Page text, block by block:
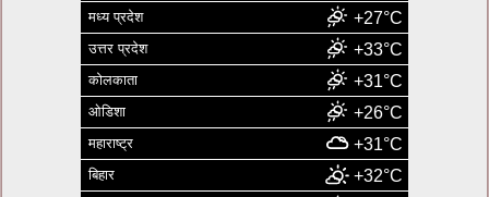
मध्य प्रदेश +27°C
उत्तर प्रदेश +33°C
कोलकाता +31°C
ओडिशा +26°C
महाराष्ट्र +31°C
बिहार +32°C